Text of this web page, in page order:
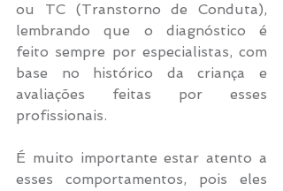
ou TC (Transtorno de Conduta),
lembrando que o diagnóstico é
feito sempre por especialistas, com
base no histórico da criança e
avaliações feitas por esses
profissionais.
É muito importante estar atento a
esses comportamentos, pois eles